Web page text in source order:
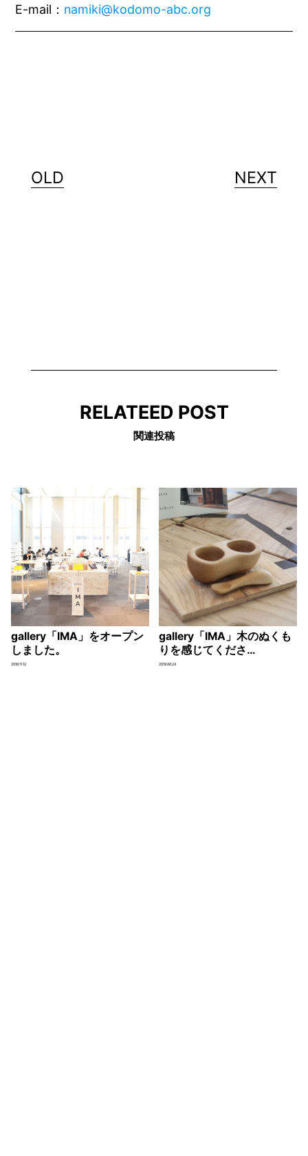
E-mail ： namiki@kodomo-abc.org
OLD NEXT
RELATEED POST
関連投稿
gallery「IMA」をオープン
しました。
2018.11.12
gallery「IMA」木のぬくも
りを感じてくださ…
2019.06.24